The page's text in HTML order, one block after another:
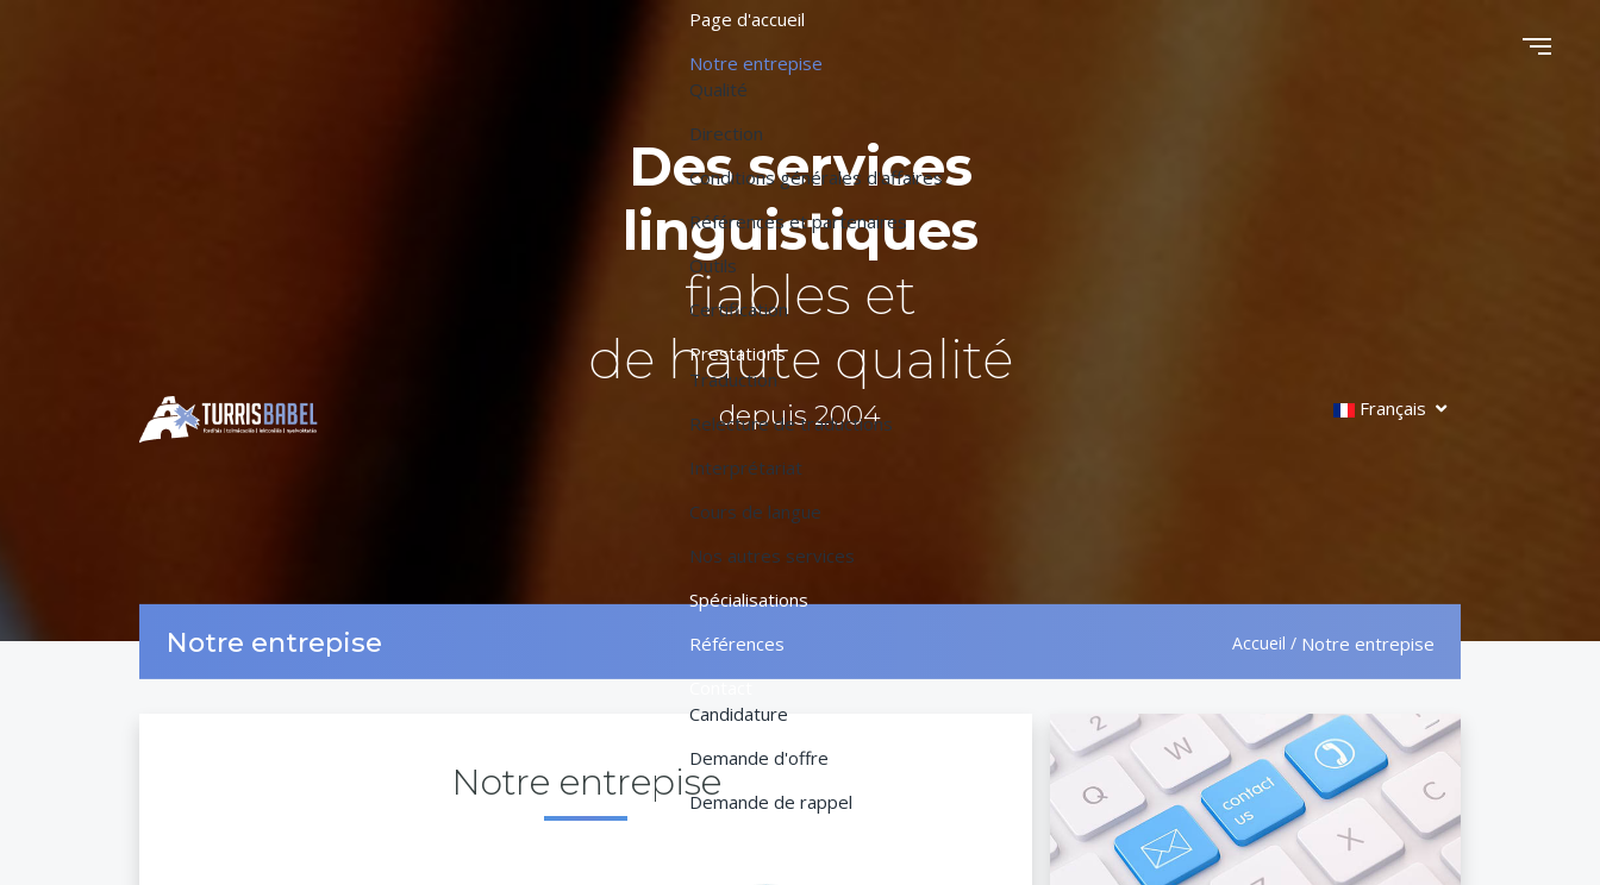
Page d'accueil
Notre entrepise
Qualité
Direction
Conditions générales d'affaires
Références et partenaires
Outils
Certification
Prestations
Traduction
Relecture de traductions
Interprétariat
Cours de langue
Nos autres services
Spécialisations
Références
Candidature
Demande d'offre
Demande de rappel
Français
Des services
linguistiques
fiables et
de haute qualité
depuis 2004
Notre entrepise Accueil / Notre entrepise
Notre entrepise